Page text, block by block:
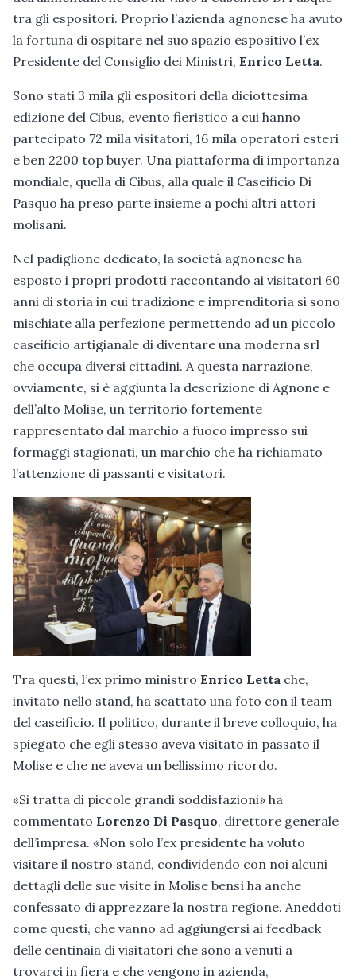
tra gli espositori. Proprio l’azienda agnonese ha avuto
la fortuna di ospitare nel suo spazio espositivo l’ex
Presidente del Consiglio dei Ministri, Enrico Letta.
Sono stati 3 mila gli espositori della diciottesima
edizione del Cibus, evento fieristico a cui hanno
partecipato 72 mila visitatori, 16 mila operatori esteri
e ben 2200 top buyer. Una piattaforma di importanza
mondiale, quella di Cibus, alla quale il Caseificio Di
Pasquo ha preso parte insieme a pochi altri attori
molisani.
Nel padiglione dedicato, la società agnonese ha
esposto i propri prodotti raccontando ai visitatori 60
anni di storia in cui tradizione e imprenditoria si sono
mischiate alla perfezione permettendo ad un piccolo
caseificio artigianale di diventare una moderna srl
che occupa diversi cittadini. A questa narrazione,
ovviamente, si è aggiunta la descrizione di Agnone e
dell’alto Molise, un territorio fortemente
rappresentato dal marchio a fuoco impresso sui
formaggi stagionati, un marchio che ha richiamato
l’attenzione di passanti e visitatori.
Tra questi, l’ex primo ministro Enrico Letta che,
invitato nello stand, ha scattato una foto con il team
del caseificio. Il politico, durante il breve colloquio, ha
spiegato che egli stesso aveva visitato in passato il
Molise e che ne aveva un bellissimo ricordo.
«Si tratta di piccole grandi soddisfazioni» ha
commentato Lorenzo Di Pasquo, direttore generale
dell’impresa. «Non solo l’ex presidente ha voluto
visitare il nostro stand, condividendo con noi alcuni
dettagli delle sue visite in Molise bensì ha anche
confessato di apprezzare la nostra regione. Aneddoti
come questi, che vanno ad aggiungersi ai feedback
delle centinaia di visitatori che sono a venuti a
trovarci in fiera e che vengono in azienda,